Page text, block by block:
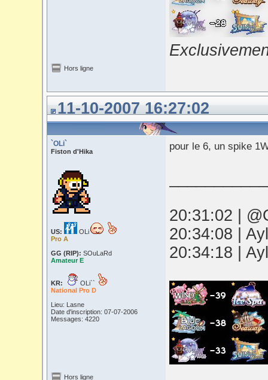
Hors ligne
11-10-2007 16:27:02
`OLi`
Fiston d'Hika
US:
OLi
Pro A
GG (RIP): SOuLaRd
Amateur E
KR:
OLi``
National Pro D
Lieu: Lasne
Date d'inscription: 07-07-2006
Messages: 4220
pour le 6, un spike
20:31:02 |
20:34:08 |
20:34:18 |
Hors ligne